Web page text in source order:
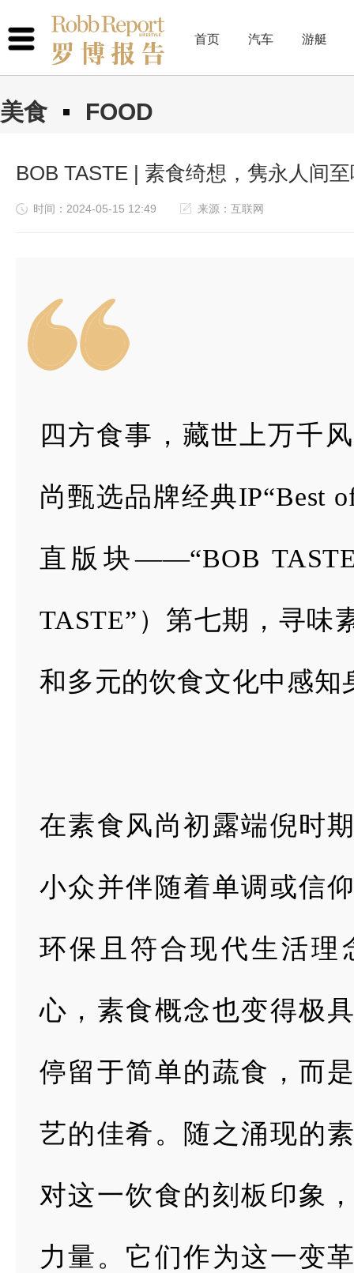
首页 汽车 游艇
美食 FOOD
BOB TASTE | 素食绮想，隽永人间
时间：2024-05-15 12:49 来源：互联网
四方食事，藏世上万千
尚甄选品牌经典IP“Best
直版块——“BOB
TASTE”）第七期， 寻味
和多元的饮食文化中感
在素食风尚初露端倪时
小众并伴随着单调或信
环保且符合现代生活理
心，素食概念也变得极
停留于简单的蔬食，而
艺的佳肴。随之涌现的
对这一饮食的刻板印象
力量。它们作为这一变